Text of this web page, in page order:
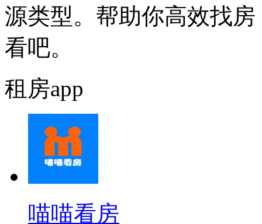
源类型。帮助你高效找
看吧。
租房app
喵喵看房